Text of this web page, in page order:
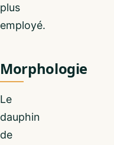
plus
employé.
Morphologie
Le
dauphin
de